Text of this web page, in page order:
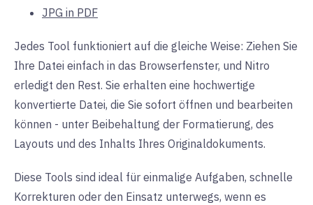
JPG in PDF
Jedes Tool funktioniert auf die gleiche Weise: Ziehen Sie
Ihre Datei einfach in das Browserfenster, und Nitro
erledigt den Rest. Sie erhalten eine hochwertige
konvertierte Datei, die Sie sofort öffnen und bearbeiten
können - unter Beibehaltung der Formatierung, des
Layouts und des Inhalts Ihres Originaldokuments.
Diese Tools sind ideal für einmalige Aufgaben, schnelle
Korrekturen oder den Einsatz unterwegs, wenn es